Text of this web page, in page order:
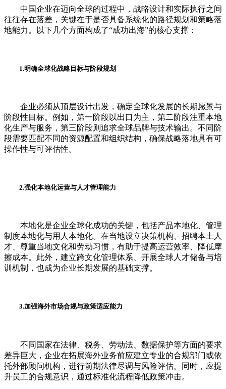
中国企业在迈向全球的过程中，战略设计和实际执行之间
往往存在落差，关键在于是否具备系统化的路径规划和策略落
地能力。以下几个方面构成了“成功出海”的核心支撑：
1.明确全球化战略目标与阶段规划
企业必须从顶层设计出发，确定全球化发展的长期愿景与
阶段性目标。例如，第一阶段以出口为主，第二阶段注重本地
化生产与服务，第三阶段则追求全球品牌与技术输出。不同阶
段需要匹配不同的资源配置和组织结构，确保战略落地具有可
操作性与可评估性。
2.强化本地化运营与人才管理能力
本地化是企业全球化成功的关键，包括产品本地化、管理
制度本地化与用人本地化。在当地设立决策机构、招聘本土人
才、尊重当地文化和劳动习惯，有助于提高运营效率、降低摩
擦成本。此外，建立跨文化管理体系、开展全球人才储备与培
训机制，也成为企业长期发展的基础支撑。
3.加强海外市场合规与政策适应能力
不同国家在法律、税务、劳动法、数据保护等方面的要求
差异巨大，企业在拓展海外业务前应建立专业的合规部门或依
托外部顾问机构，进行前期法律尽调与风险评估。同时，应提
升员工的合规意识，通过标准化流程降低政策冲击。